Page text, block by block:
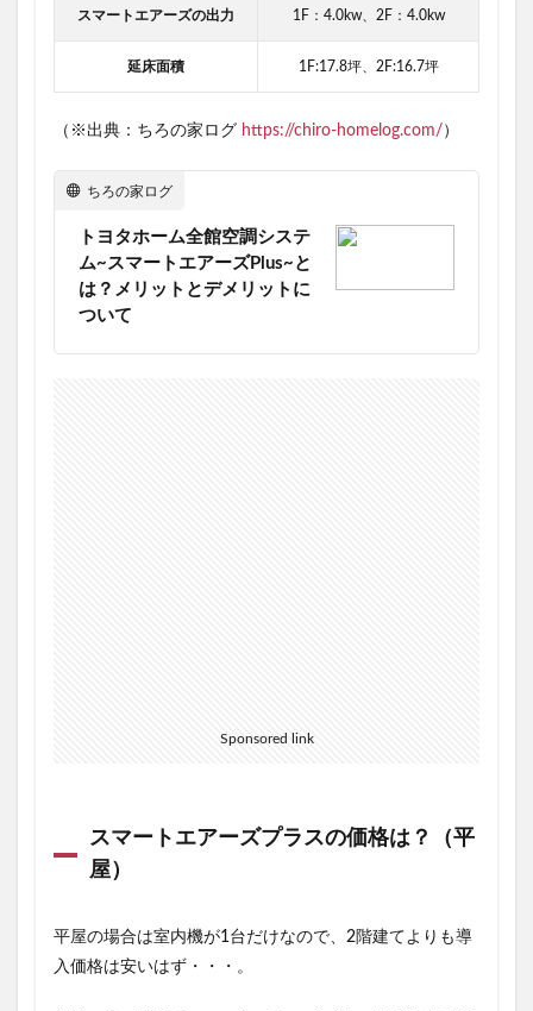
スマートエアーズの出力 1F：4.0kw、2F：4.0kw
延床面積 1F:17.8坪、2F:16.7坪
（※出典：ちろの家ログ https://chiro-homelog.com/ ）
ちろの家ログ
トヨタホーム全館空調システ
ム~スマートエアーズPlus~と
は？メリットとデメリットに
ついて
Sponsored link
スマートエアーズプラスの価格は？（平
屋）
平屋の場合は室内機が1台だけなので、2階建てよりも導
入価格は安いはず・・・。